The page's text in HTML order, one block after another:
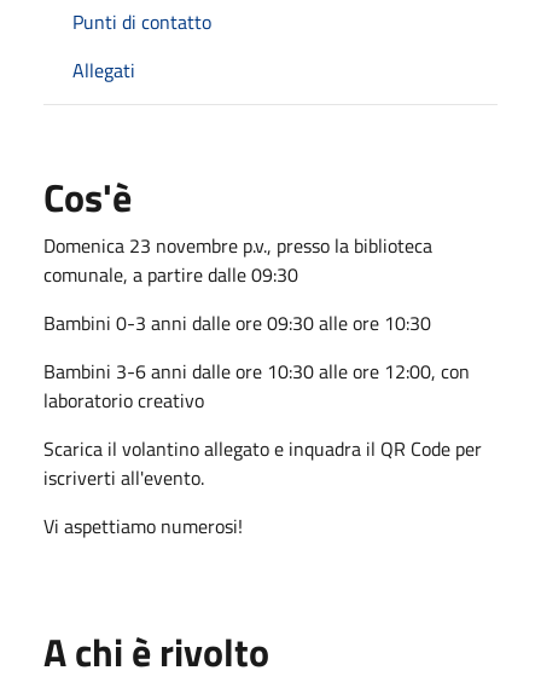
Punti di contatto
Allegati
Cos'è
Domenica 23 novembre p.v., presso la biblioteca
comunale, a partire dalle 09:30
Bambini 0-3 anni dalle ore 09:30 alle ore 10:30
Bambini 3-6 anni dalle ore 10:30 alle ore 12:00, con
laboratorio creativo
Scarica il volantino allegato e inquadra il QR Code per
iscriverti all'evento.
Vi aspettiamo numerosi!
A chi è rivolto